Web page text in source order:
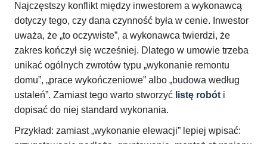
Najczęstszy konflikt między inwestorem a wykonawcą
dotyczy tego, czy dana czynność była w cenie. Inwestor
uważa, że „to oczywiste”, a wykonawca twierdzi, że
zakres kończył się wcześniej. Dlatego w umowie trzeba
unikać ogólnych zwrotów typu „wykonanie remontu
domu”, „prace wykończeniowe” albo „budowa według
ustaleń”. Zamiast tego warto stworzyć listę robót i
dopisać do niej standard wykonania.
Przykład: zamiast „wykonanie elewacji” lepiej wpisać: